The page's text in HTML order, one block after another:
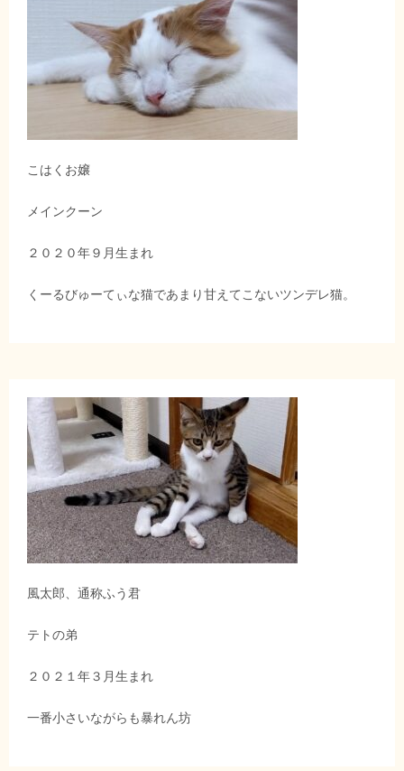
こはくお嬢
メインクーン
２０２０年９月生まれ
くーるびゅーてぃな猫であまり甘えてこないツンデレ猫。
風太郎、通称ふう君
テトの弟
２０２１年３月生まれ
一番小さいながらも暴れん坊